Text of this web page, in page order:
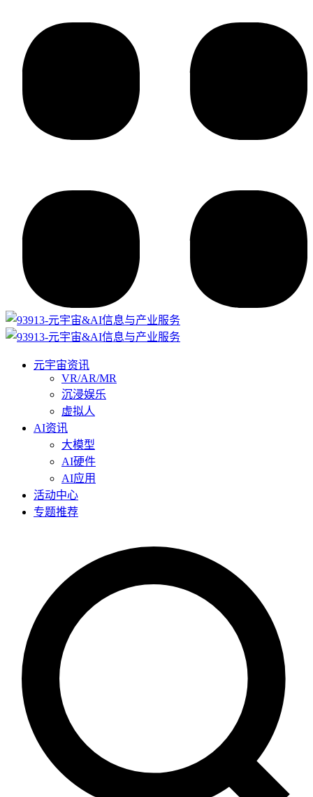
元宇宙资讯
VR/AR/MR
沉浸娱乐
虚拟人
AI资讯
大模型
AI硬件
AI应用
活动中心
专题推荐